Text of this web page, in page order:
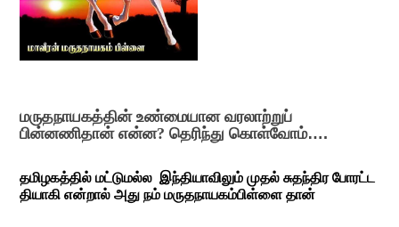
மருதநாயகத்தின் உண்மையான வரலாற்றுப்
பின்னணிதான் என்ன?தெரிந்து கொள்வோம்….
தமிழகத்தில் மட்டுமல்ல இந்தியாவிலும் முதல் சுதந்திர போரட்ட
தியாகி என்றால் அது நம் மருதநாயகம்பிள்ளை தான்